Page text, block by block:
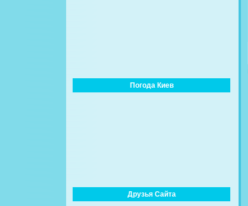
Погода Киев
Друзья Сайта